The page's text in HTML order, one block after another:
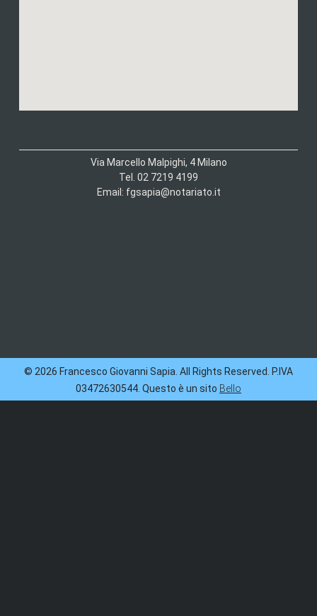
Via Marcello Malpighi, 4 Milano
Tel. 02 7219 4199
Email: fgsapia@notariato.it
© 2026 Francesco Giovanni Sapia. All Rights Reserved. P.IVA
03472630544. Questo è un sito Bello